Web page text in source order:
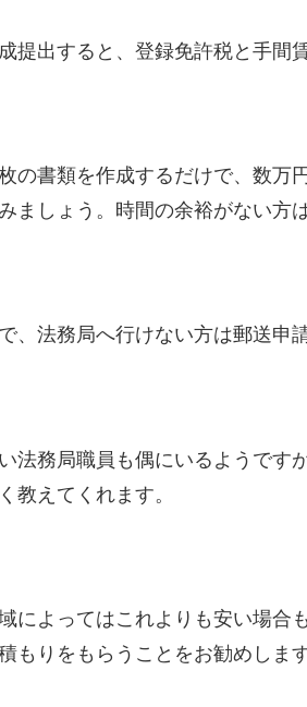
提出すると、登録免許税と手間
の書類を作成するだけで、数万
ましょう。時間の余裕がない方
、法務局へ行けない方は郵送申
法務局職員も偶にいるようです
教えてくれます。
によってはこれよりも安い場合
もりをもらうことをお勧めします